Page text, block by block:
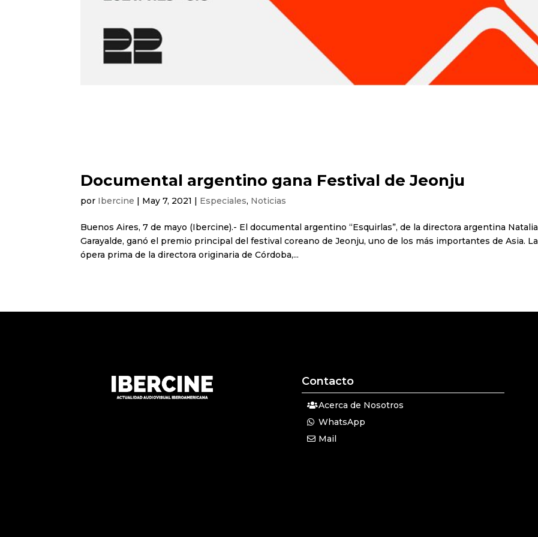
Documental argentino gana Festival de Jeonju
por Ibercine | May 7, 2021 | Especiales, Noticias
Buenos Aires, 7 de mayo (Ibercine).- El documental argentino “Esquirlas”, de la directora argentina Natalia
Garayalde, ganó el premio principal del festival coreano de Jeonju, uno de los más importantes de Asia. La
ópera prima de la directora originaria de Córdoba,...
Contacto
Acerca de Nosotros
WhatsApp
Mail